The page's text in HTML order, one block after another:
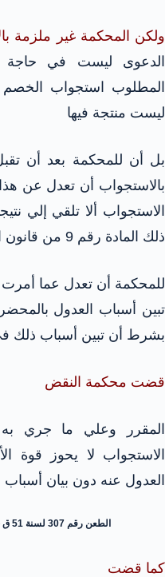
ولكن المحكمة غير ملزمة
الدعوى ليست في حاجة
المطلوب استجواب الخصم
ليست منتجة فيها
بل أن للمحكمة بعد أن
بالاستجواب أن تعدل عن هذا
الاستجواب ألا تلقي إلي
ذلك المادة رقم 9 من قانون الإثبات والتي يجري نصها علي أنه
للمحكمة أن تعدل عما
تبين أسباب العدول بالمحضر
بشرط أن تبين أسباب ذلك
قضت محكمة النقض
المقرر وعلي ما جري
الاستجواب لا يحوز قوة
العدول عنه دون بيان أسباب
الطعن رقم 307 لسنة 51 ق جلسة 12-6-1984 س 35 ص 1623
كما قضت